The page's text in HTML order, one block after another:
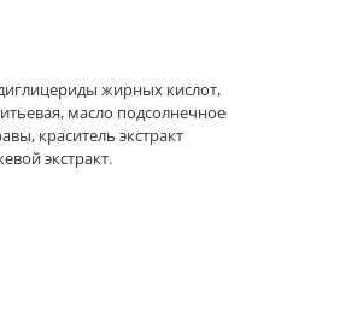
жирных кислот,
масло подсолнечное
краситель экстракт
экстракт.